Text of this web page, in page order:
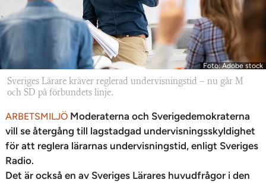
Foto: Adobe stock
Sveriges Lärare kräver reglerad undervisningstid – nu går M
och SD på förbundets linje.
ARBETSMILJÖ Moderaterna och Sverigedemokraterna
vill se återgång till lagstadgad undervisningsskyldighet
för att reglera lärarnas undervisningstid, enligt Sveriges
Radio.
Det är också en av Sveriges Lärares huvudfrågor i den